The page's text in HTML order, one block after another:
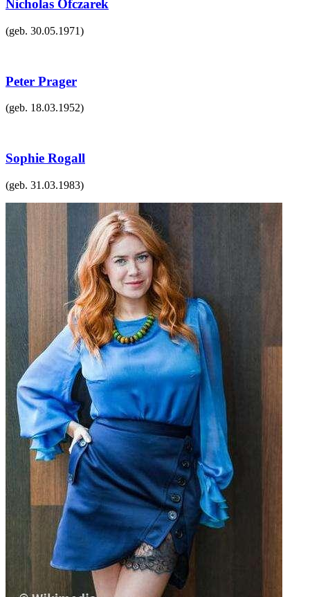
Nicholas Ofczarek
(geb. 30.05.1971)
Peter Prager
(geb. 18.03.1952)
Sophie Rogall
(geb. 31.03.1983)